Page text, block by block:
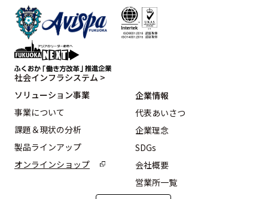
社会インフラシステム >
ソリューション事業
事業について
課題＆現状の分析
製品ラインアップ
オンラインショップ
企業情報
代表あいさつ
企業理念
SDGs
会社概要
営業所一覧